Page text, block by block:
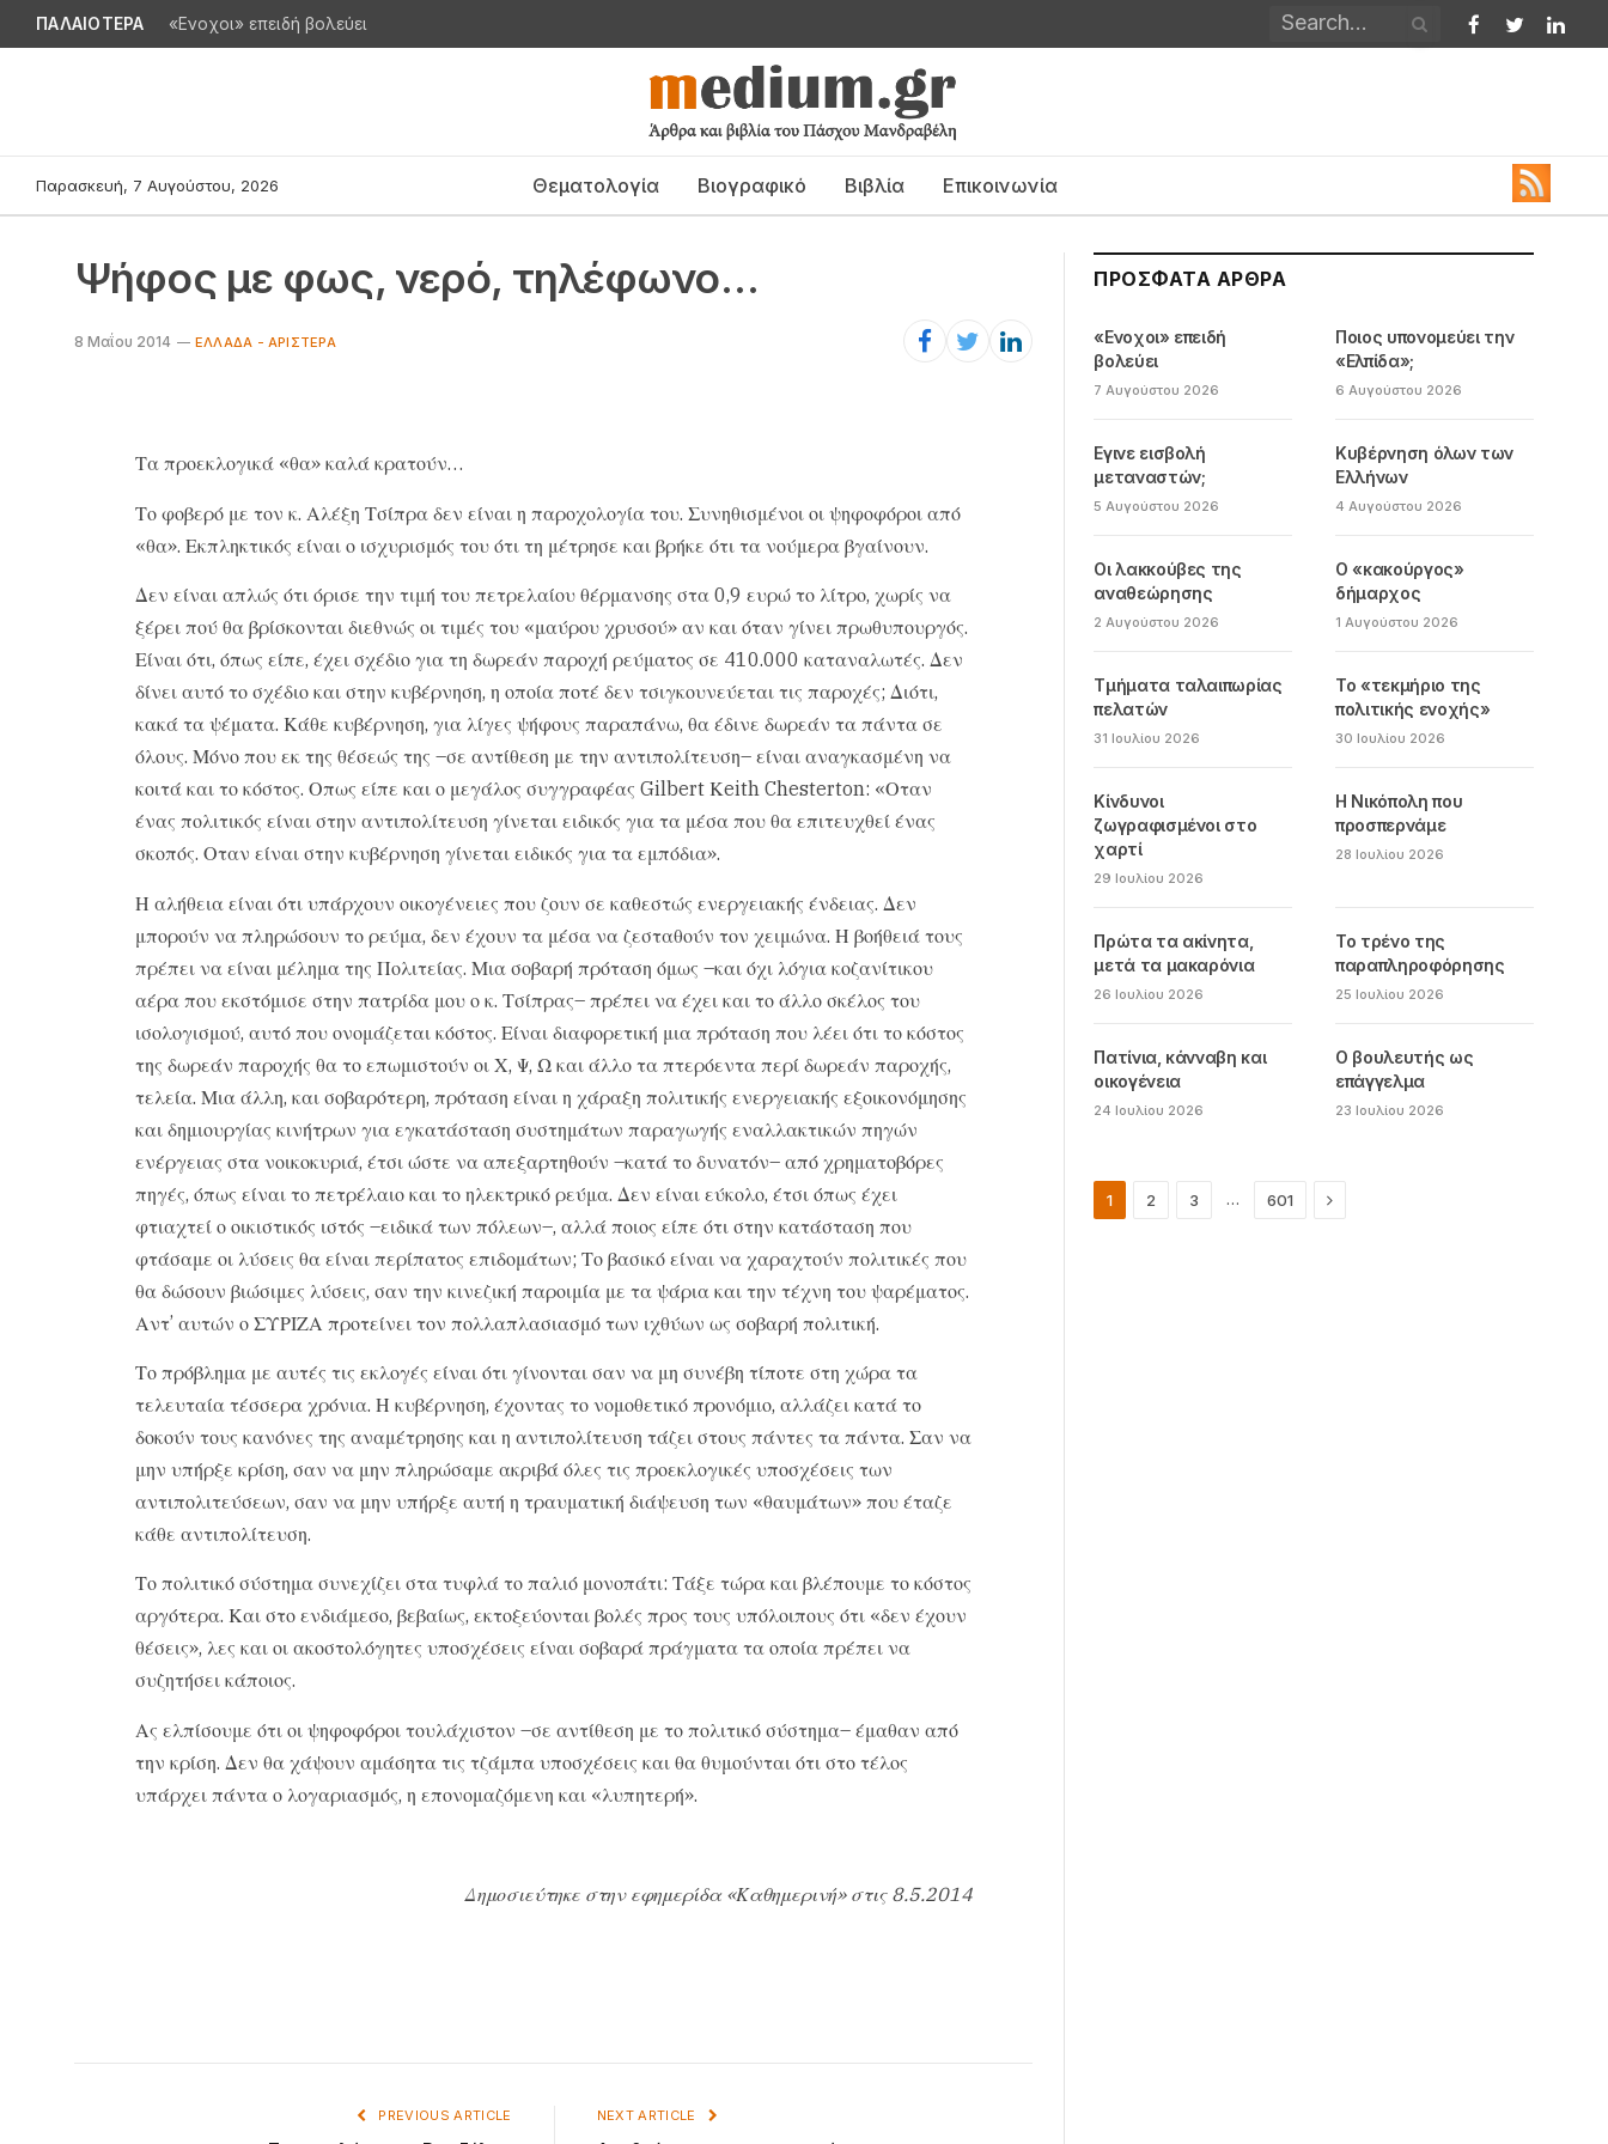
ΠΑΛΑΙΟΤΕΡΑ «Ενοχοι» επειδή βολεύει
Facebook
Twitter
Παρασκευή, 7 Αυγούστου, 2026 Θεματολογία Βιογραφικό Βιβλία Επικοινωνία
Ψήφος με φως, νερό, τηλέφωνο…
8 Μαΐου 2014 ΕΛΛΆΔΑ - ΑΡΙΣΤΕΡΆ
Τα προεκλογικά «θα» καλά κρατούν…
Το φοβερό με τον κ. Αλέξη Τσίπρα δεν είναι η παροχολογία του. Συνηθισμένοι οι ψηφοφόροι από
«θα». Εκπληκτικός είναι ο ισχυρισμός του ότι τη μέτρησε και βρήκε ότι τα νούμερα βγαίνουν.
Δεν είναι απλώς ότι όρισε την τιμή του πετρελαίου θέρμανσης στα 0,9 ευρώ το λίτρο, χωρίς να
ξέρει πού θα βρίσκονται διεθνώς οι τιμές του «μαύρου χρυσού» αν και όταν γίνει πρωθυπουργός.
Είναι ότι, όπως είπε, έχει σχέδιο για τη δωρεάν παροχή ρεύματος σε 410.000 καταναλωτές. Δεν
δίνει αυτό το σχέδιο και στην κυβέρνηση, η οποία ποτέ δεν τσιγκουνεύεται τις παροχές; Διότι,
κακά τα ψέματα. Κάθε κυβέρνηση, για λίγες ψήφους παραπάνω, θα έδινε δωρεάν τα πάντα σε
όλους. Μόνο που εκ της θέσεώς της –σε αντίθεση με την αντιπολίτευση– είναι αναγκασμένη να
κοιτά και το κόστος. Οπως είπε και ο μεγάλος συγγραφέας Gilbert Κeith Chesterton: «Οταν
ένας πολιτικός είναι στην αντιπολίτευση γίνεται ειδικός για τα μέσα που θα επιτευχθεί ένας
σκοπός. Οταν είναι στην κυβέρνηση γίνεται ειδικός για τα εμπόδια».
Η αλήθεια είναι ότι υπάρχουν οικογένειες που ζουν σε καθεστώς ενεργειακής ένδειας. Δεν
μπορούν να πληρώσουν το ρεύμα, δεν έχουν τα μέσα να ζεσταθούν τον χειμώνα. Η βοήθειά τους
πρέπει να είναι μέλημα της Πολιτείας. Μια σοβαρή πρόταση όμως –και όχι λόγια κοζανίτικου
αέρα που εκστόμισε στην πατρίδα μου ο κ. Τσίπρας– πρέπει να έχει και το άλλο σκέλος του
ισολογισμού, αυτό που ονομάζεται κόστος. Είναι διαφορετική μια πρόταση που λέει ότι το κόστος
της δωρεάν παροχής θα το επωμιστούν οι Χ, Ψ, Ω και άλλο τα πτερόεντα περί δωρεάν παροχής,
τελεία. Μια άλλη, και σοβαρότερη, πρόταση είναι η χάραξη πολιτικής ενεργειακής εξοικονόμησης
και δημιουργίας κινήτρων για εγκατάσταση συστημάτων παραγωγής εναλλακτικών πηγών
ενέργειας στα νοικοκυριά, έτσι ώστε να απεξαρτηθούν –κατά το δυνατόν– από χρηματοβόρες
πηγές, όπως είναι το πετρέλαιο και το ηλεκτρικό ρεύμα. Δεν είναι εύκολο, έτσι όπως έχει
φτιαχτεί ο οικιστικός ιστός –ειδικά των πόλεων–, αλλά ποιος είπε ότι στην κατάσταση που
φτάσαμε οι λύσεις θα είναι περίπατος επιδομάτων; Το βασικό είναι να χαραχτούν πολιτικές που
θα δώσουν βιώσιμες λύσεις, σαν την κινεζική παροιμία με τα ψάρια και την τέχνη του ψαρέματος.
Αντ’ αυτών ο ΣΥΡΙΖΑ προτείνει τον πολλαπλασιασμό των ιχθύων ως σοβαρή πολιτική.
Το πρόβλημα με αυτές τις εκλογές είναι ότι γίνονται σαν να μη συνέβη τίποτε στη χώρα τα
τελευταία τέσσερα χρόνια. Η κυβέρνηση, έχοντας το νομοθετικό προνόμιο, αλλάζει κατά το
δοκούν τους κανόνες της αναμέτρησης και η αντιπολίτευση τάζει στους πάντες τα πάντα. Σαν να
μην υπήρξε κρίση, σαν να μην πληρώσαμε ακριβά όλες τις προεκλογικές υποσχέσεις των
αντιπολιτεύσεων, σαν να μην υπήρξε αυτή η τραυματική διάψευση των «θαυμάτων» που έταζε
κάθε αντιπολίτευση.
Το πολιτικό σύστημα συνεχίζει στα τυφλά το παλιό μονοπάτι: Τάξε τώρα και βλέπουμε το κόστος
αργότερα. Και στο ενδιάμεσο, βεβαίως, εκτοξεύονται βολές προς τους υπόλοιπους ότι «δεν έχουν
θέσεις», λες και οι ακοστολόγητες υποσχέσεις είναι σοβαρά πράγματα τα οποία πρέπει να
συζητήσει κάποιος.
Ας ελπίσουμε ότι οι ψηφοφόροι τουλάχιστον –σε αντίθεση με το πολιτικό σύστημα– έμαθαν από
την κρίση. Δεν θα χάψουν αμάσητα τις τζάμπα υποσχέσεις και θα θυμούνται ότι στο τέλος
υπάρχει πάντα ο λογαριασμός, η επονομαζόμενη και «λυπητερή».
Δημοσιεύτηκε στην εφημερίδα «Καθημερινή» στις 8.5.2014
PREVIOUS ARTICLE NEXT ARTICLE
ΠΡΌΣΦΑΤΑ ΆΡΘΡΑ
«Ενοχοι» επειδή
βολεύει
7 Αυγούστου 2026
Ποιος υπονομεύει την
«Ελπίδα»;
6 Αυγούστου 2026
Εγινε εισβολή
μεταναστών;
5 Αυγούστου 2026
Κυβέρνηση όλων των
Ελλήνων
4 Αυγούστου 2026
Οι λακκούβες της
αναθεώρησης
2 Αυγούστου 2026
Ο «κακούργος»
δήμαρχος
1 Αυγούστου 2026
Τμήματα ταλαιπωρίας
πελατών
31 Ιουλίου 2026
Το «τεκμήριο της
πολιτικής ενοχής»
30 Ιουλίου 2026
Κίνδυνοι
ζωγραφισμένοι στο
χαρτί
29 Ιουλίου 2026
Η Νικόπολη που
προσπερνάμε
28 Ιουλίου 2026
Πρώτα τα ακίνητα,
μετά τα μακαρόνια
26 Ιουλίου 2026
Το τρένο της
παραπληροφόρησης
25 Ιουλίου 2026
Πατίνια, κάνναβη και
οικογένεια
24 Ιουλίου 2026
Ο βουλευτής ως
επάγγελμα
23 Ιουλίου 2026
1 2 3 … 601 Next